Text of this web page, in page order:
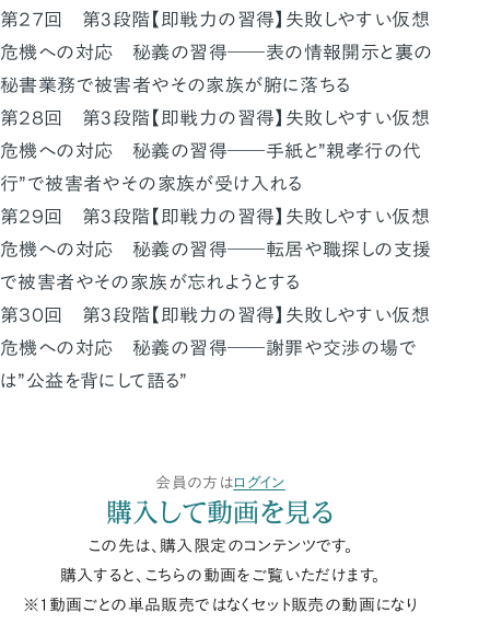
第２７回 第3段階【即戦力の習得】失敗しやすい仮想
危機への対応 秘義の習得――表の情報開示と裏の
秘書業務で被害者やその家族が腑に落ちる
第２８回 第3段階【即戦力の習得】失敗しやすい仮想
危機への対応 秘義の習得――手紙と”親孝行の代
行”で被害者やその家族が受け入れる
第２９回 第3段階【即戦力の習得】失敗しやすい仮想
危機への対応 秘義の習得――転居や職探しの支援
で被害者やその家族が忘れようとする
第３０回 第3段階【即戦力の習得】失敗しやすい仮想
危機への対応 秘義の習得――謝罪や交渉の場で
は”公益を背にして語る”
会員の方はログイン
購入して動画を見る
この先は、購入限定のコンテンツです。
購入すると、こちらの動画をご覧いただけます。
※1動画ごとの単品販売ではなくセット販売の動画になり